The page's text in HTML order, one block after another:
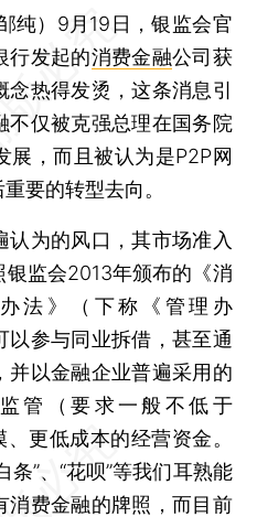
纯） 9月19日，银监会官
行发起的消费金融公司获
热得发烫，这条消息引
不仅被克强总理在国务院
展，而且被认为是P2P网
要的转型去向。
为的风口，其市场准入
监会2013年颁布的《消
法》（下称《管理办
参与同业拆借，甚至通
并以金融企业普遍采用的
管（要求一般不低于
更低成本的经营资金。
”、“花呗”等我们耳熟能
消费金融的牌照，而目前